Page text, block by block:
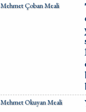
Mehmet Çoban Meali
Mehmet Okuyan Meali